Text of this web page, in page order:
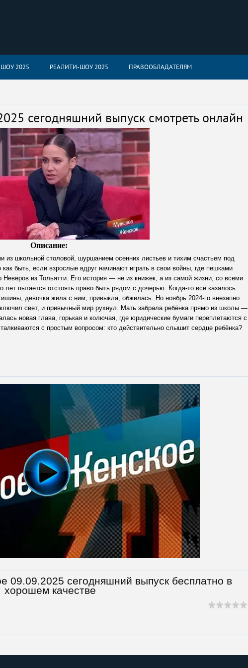
2025 РЕАЛИТИ-ШОУ 2025 ПРАВООБЛАДАТЕЛЯМ
сегодняшний выпуск смотреть онлайн
Описание:
из школьной столовой, шуршанием осенних листьев и тихим счастьем под
быть, если взрослые вдруг начинают играть в свои войны, где пешками
из Тольятти. Его история — не из книжек, а из самой жизни, со всеми
пытается отстоять право быть рядом с дочерью. Когда-то всё казалось
девочка жила с ним, привыкла, обжилась. Но ноябрь 2024-го внезапно
свет, и привычный мир рухнул. Мать забрала ребёнка прямо из школы —
новая глава, горькая и колючая, где юридические бумаги переплетаются с
с простым вопросом: кто действительно слышит сердце ребёнка?
09.09.2025 сегодняшний выпуск бесплатно в
хорошем качестве